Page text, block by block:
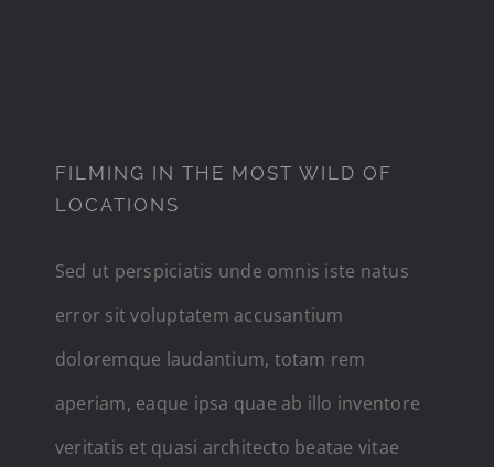
FILMING IN THE MOST WILD OF
LOCATIONS
Sed ut perspiciatis unde omnis iste natus
error sit voluptatem accusantium
doloremque laudantium, totam rem
aperiam, eaque ipsa quae ab illo inventore
veritatis et quasi architecto beatae vitae